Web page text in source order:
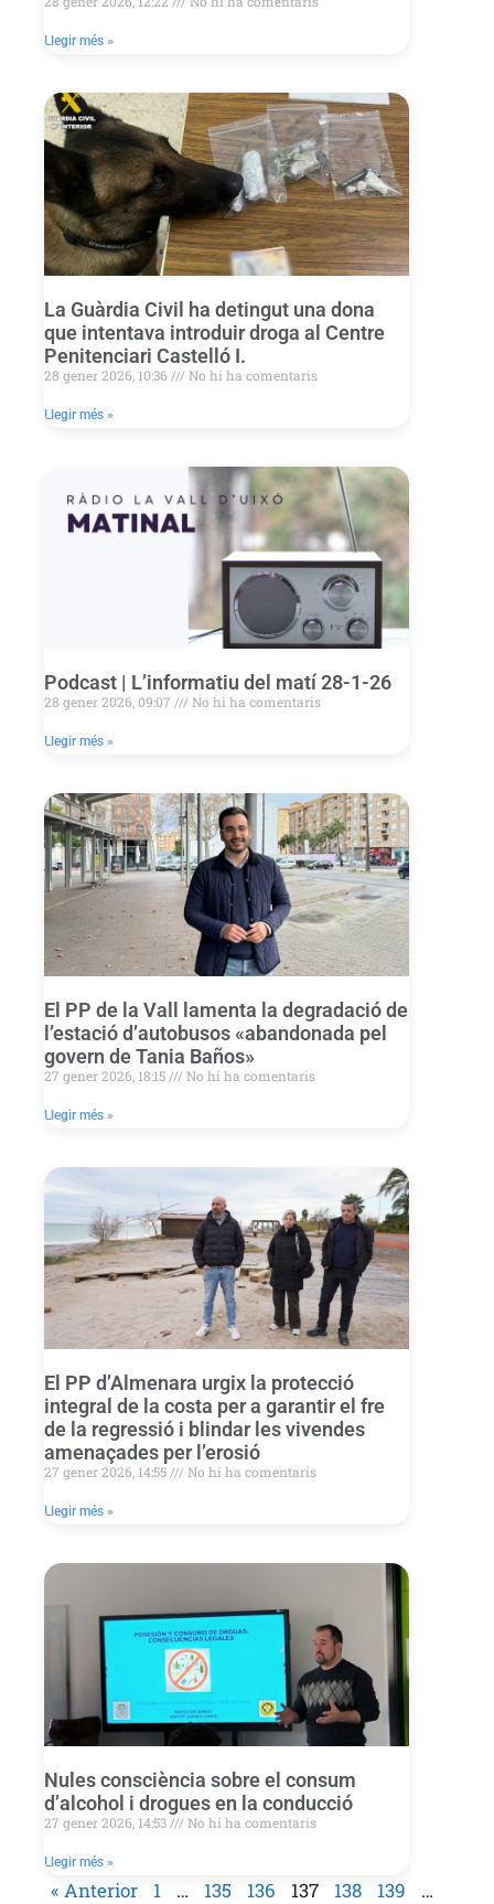
Llegir més »
La Guàrdia Civil ha detingut una dona
que intentava introduir droga al Centre
Penitenciari Castelló I.
28 gener 2026, 10:36 No hi ha comentaris
Llegir més »
Podcast | L’informatiu del matí 28-1-26
28 gener 2026, 09:07 No hi ha comentaris
Llegir més »
El PP de la Vall lamenta la degradació de
l’estació d’autobusos «abandonada pel
govern de Tania Baños»
27 gener 2026, 18:15 No hi ha comentaris
Llegir més »
El PP d’Almenara urgix la protecció
integral de la costa per a garantir el fre
de la regressió i blindar les vivendes
amenaçades per l’erosió
27 gener 2026, 14:55 No hi ha comentaris
Llegir més »
Nules consciència sobre el consum
d’alcohol i drogues en la conducció
27 gener 2026, 14:53 No hi ha comentaris
Llegir més »
« Anterior 1 … 135 136 137 138 139
…